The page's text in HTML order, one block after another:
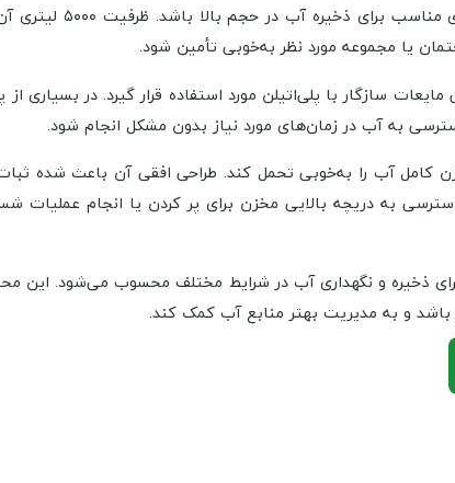
با ظرفیت مناسب و عملکرد قابل اعتماد
یا مجموعه مورد نظر به‌خوبی تأمین شود.
سازگار با پلی‌اتیلن مورد استفاده قرار گیرد. در بسیاری
به آب در زمان‌های مورد نیاز بدون مشکل انجام شود.
کامل آب را به‌خوبی تحمل کند. طراحی افقی آن باعث شده
به دریچه بالایی مخزن برای پر کردن یا انجام عملیات
مناسب برای ذخیره و نگهداری آب در شرایط مختلف محسوب می‌شود.
و به مدیریت بهتر منابع آب کمک کند.